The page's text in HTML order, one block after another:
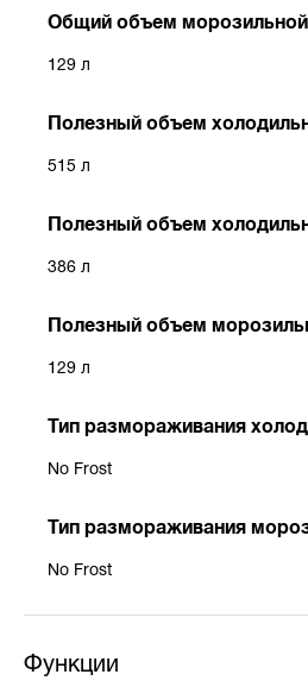
Общий объем
129 л
Полезный объем
515 л
Полезный объем
386 л
Полезный объем
129 л
Тип размораживания
No Frost
Тип размораживания
No Frost
Функции